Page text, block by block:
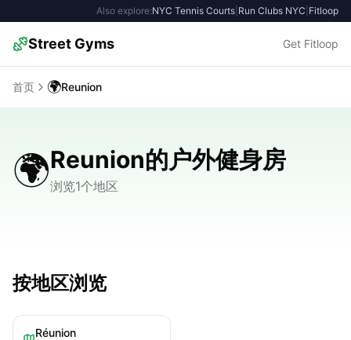
Also explore:NYC Tennis Courts Run Clubs NYC Fitloop
Street Gyms Get Fitloop
首页 🌍Reunion
🌍Reunion的户外健身房
浏览1个地区
按地区浏览
Réunion